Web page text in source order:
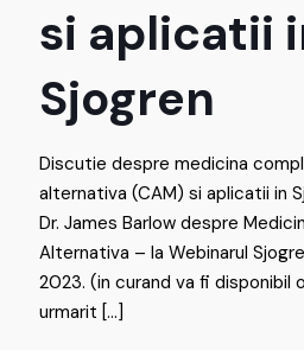
si aplicatii
Sjogren
Discutie despre medicina
alternativa (CAM) si aplicatii in
Dr. James Barlow despre
Alternativa – la Webinarul
2023. (in curand va fi disponibil
urmarit […]